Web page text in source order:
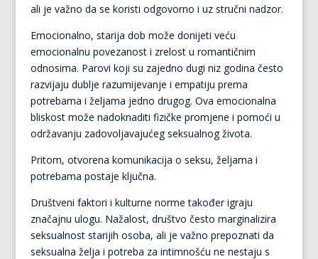
ali je važno da se koristi odgovorno i uz stručni nadzor.
Emocionalno, starija dob može donijeti veću
emocionalnu povezanost i zrelost u romantičnim
odnosima. Parovi koji su zajedno dugi niz godina često
razvijaju dublje razumijevanje i empatiju prema
potrebama i željama jedno drugog. Ova emocionalna
bliskost može nadoknaditi fizičke promjene i pomoći u
održavanju zadovoljavajućeg seksualnog života.
Pritom, otvorena komunikacija o seksu, željama i
potrebama postaje ključna.
Društveni faktori i kulturne norme također igraju
značajnu ulogu. Nažalost, društvo često marginalizira
seksualnost starijih osoba, ali je važno prepoznati da
seksualna želja i potreba za intimnošću ne nestaju s